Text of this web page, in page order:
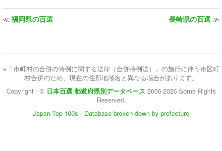
≪ 福岡県の百選 長崎県の百選 ≫
※「市町村の合併の特例に関する法律（合併特例法）」の施行に伴う市区町
村合併のため、現在の住所地域名と異なる場合があります。
Copyright - © 日本百選 都道府県別データベース 2006-2026 Some Rights
Reserved.
Japan Top 100s - Database broken down by prefecture